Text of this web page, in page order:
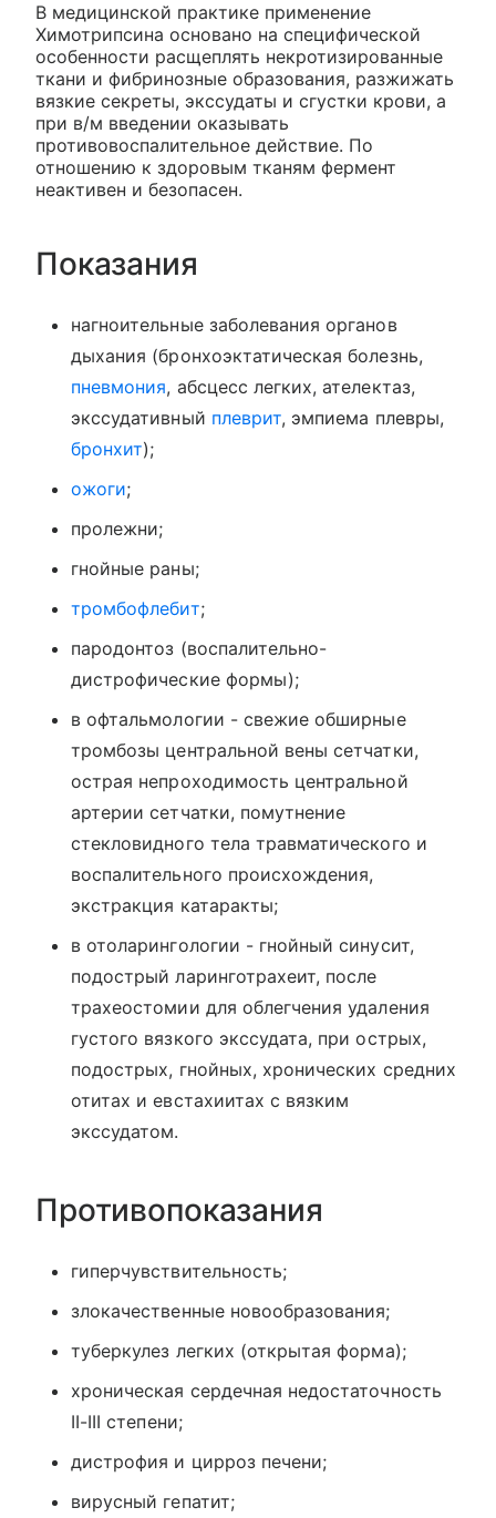
В медицинской практике применение
Химотрипсина основано на специфической
особенности расщеплять некротизированные
ткани и фибринозные образования, разжижать
вязкие секреты, экссудаты и сгустки крови, а
при в/м введении оказывать
противовоспалительное действие. По
отношению к здоровым тканям фермент
неактивен и безопасен.
Показания
нагноительные заболевания органов
дыхания (бронхоэктатическая болезнь,
пневмония, абсцесс легких, ателектаз,
экссудативный плеврит, эмпиема плевры,
бронхит);
ожоги;
пролежни;
гнойные раны;
тромбофлебит;
пародонтоз (воспалительно-
дистрофические формы);
в офтальмологии - свежие обширные
тромбозы центральной вены сетчатки,
острая непроходимость центральной
артерии сетчатки, помутнение
стекловидного тела травматического и
воспалительного происхождения,
экстракция катаракты;
в отоларингологии - гнойный синусит,
подострый ларинготрахеит, после
трахеостомии для облегчения удаления
густого вязкого экссудата, при острых,
подострых, гнойных, хронических средних
отитах и евстахиитах с вязким
экссудатом.
Противопоказания
гиперчувствительность;
злокачественные новообразования;
туберкулез легких (открытая форма);
хроническая сердечная недостаточность
II-III степени;
дистрофия и цирроз печени;
вирусный гепатит;